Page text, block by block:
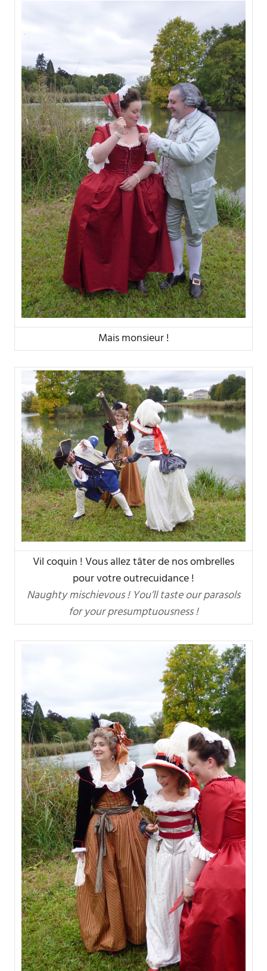
Mais monsieur !
Vil coquin ! Vous allez tâter de nos ombrelles
pour votre outrecuidance !
Naughty mischievous ! You’ll taste our parasols
for your presumptuousness !